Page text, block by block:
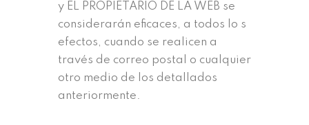
y EL PROPIETARIO DE LA WEB se
considerarán eficaces, a todos lo s
efectos, cuando se realicen a
través de correo postal o cualquier
otro medio de los detallados
anteriormente.